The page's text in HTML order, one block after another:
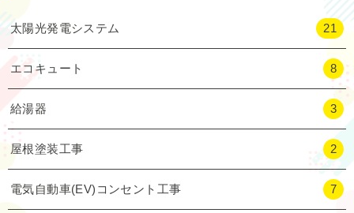
太陽光発電システム 21
エコキュート 8
給湯器 3
屋根塗装工事 2
電気自動車(EV)コンセント工事 7